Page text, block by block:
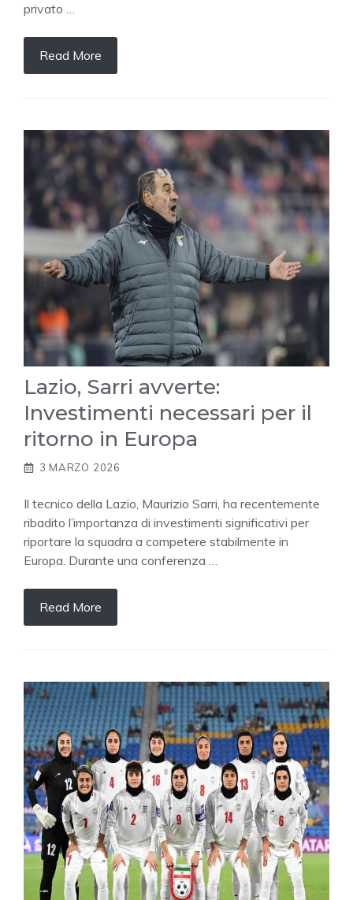
privato …
Read More
Lazio, Sarri avverte:
Investimenti necessari per il
ritorno in Europa
3 MARZO 2026
Il tecnico della Lazio, Maurizio Sarri, ha recentemente
ribadito l’importanza di investimenti significativi per
riportare la squadra a competere stabilmente in
Europa. Durante una conferenza …
Read More